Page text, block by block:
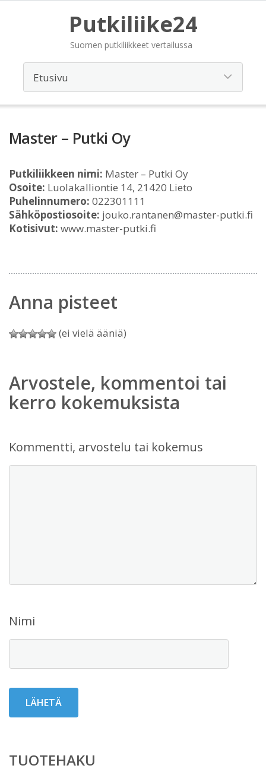
Putkiliike24
Suomen putkiliikkeet vertailussa
Master – Putki Oy
Putkiliikkeen nimi: Master – Putki Oy
Osoite: Luolakalliontie 14, 21420 Lieto
Puhelinnumero: 022301111
Sähköpostiosoite: jouko.rantanen@master-putki.fi
Kotisivut: www.master-putki.fi
Anna pisteet
(ei vielä ääniä)
Arvostele, kommentoi tai
kerro kokemuksista
Kommentti, arvostelu tai kokemus
Nimi
TUOTEHAKU